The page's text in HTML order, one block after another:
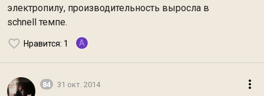
электропилу, производительность выросла в
schnell темпе.
Нравится: 1 A
84 31 окт. 2014